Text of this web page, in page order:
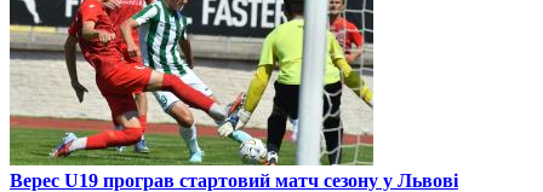
Верес U19 програв стартовий матч сезону у Львові